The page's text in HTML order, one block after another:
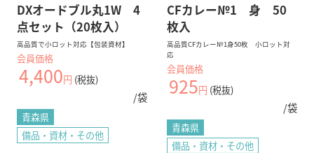
DXオードブル丸1W 4
点セット（20枚入）
高品質で小ロット対応【包装資材】
会員価格
4,400円 (税抜)
/袋
青森県
備品・資材・その他
CFカレー№1 身 50
枚入
高品質CFカレー№1身50枚 小ロット対
応
会員価格
925円 (税抜)
/袋
青森県
備品・資材・その他